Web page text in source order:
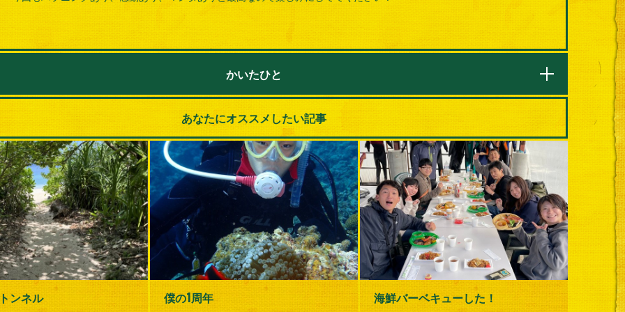
かいたひと
あなたにオススメしたい記事
ンネル 僕の1周年 海鮮バーベキューした！